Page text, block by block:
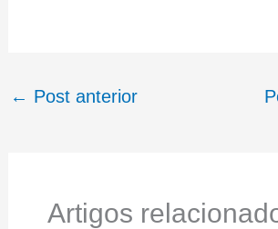
← Post anterior
Artigos